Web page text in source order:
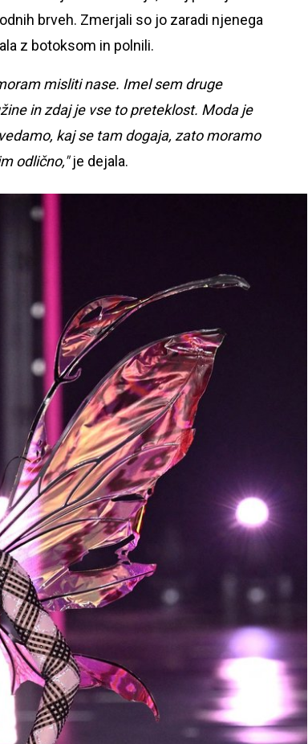
brveh. Zmerjali so jo zaradi njenega
z botoksom in polnili.
misliti nase. Imel sem druge
in zdaj je vse to preteklost. Moda je
kaj se tam dogaja, zato moramo
odlično,"je dejala.